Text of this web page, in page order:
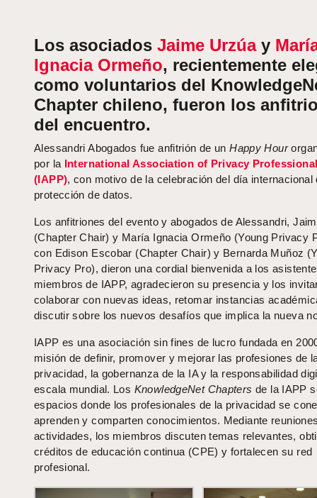
Los asociados Jaime Urzúay
Ignacia Ormeño, recientemente
como voluntarios del
Chapter chileno, fueron los
del encuentro.
Alessandri Abogados fue anfitrión de unHappy Hour
por la International Association of Privacy
(IAPP), con motivo de la celebración del día internacional
protección de datos.
Los anfitriones del evento y abogados de Alessandri,
(Chapter Chair) y María Ignacia Ormeño (Young Privacy
con Edison Escobar (Chapter Chair) y Bernarda Muñoz
Privacy Pro), dieron una cordial bienvenida a los
miembros de IAPP, agradecieron su presencia y los
colaborar con nuevas ideas, retomar instancias
discutir sobre los nuevos desafíos que implica la nueva
IAPP es una asociación sin fines de lucro fundada en
misión de definir, promover y mejorar las profesiones de
privacidad, la gobernanza de la IA y la responsabilidad
escala mundial. Los KnowledgeNet Chapters de la IAPP
espacios donde los profesionales de la privacidad se
aprenden y comparten conocimientos. Mediante
actividades, los miembros discuten temas relevantes,
créditos de educación continua (CPE) y fortalecen su red
profesional.